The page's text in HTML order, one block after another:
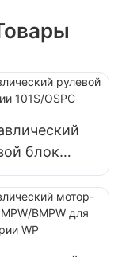
блок
101S/OSPC